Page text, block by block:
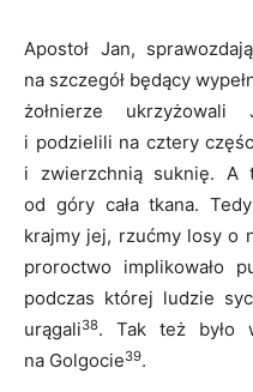
Apostoł Jan,
na szczegół będący
żołnierze
i podzielili na cztery
i zwierzchnią suknię. A
od góry cała tkana.
krajmy jej, rzućmy losy o
proroctwo implikowało
podczas której ludzie
urągali38. Tak też było
na Golgocie39.